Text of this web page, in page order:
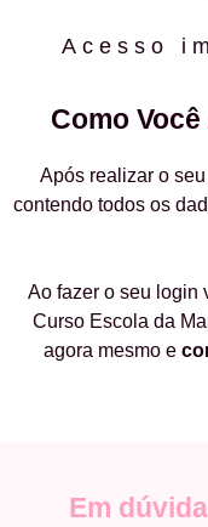
Acesso
Como Você
Após realizar o
contendo todos os
Ao fazer o seu login
Curso Escola da
agora mesmo e
Em